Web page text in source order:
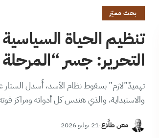
بحث مميّز
تنظيم الحياة
التحرير: جسر “المرحلة
تهميدٌ”لازم” بسقوط نظام الأسد، أُسدل الستار
والاستبداية، والذي هندس كل أدواته ومراكز
معن طلَّاع·21 يوليو 2026